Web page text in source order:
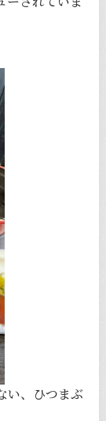
い、ひつまぶ